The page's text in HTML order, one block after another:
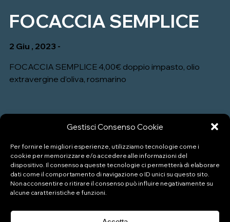
Gestisci Consenso Cookie
Per fornire le migliori esperienze, utilizziamo tecnologie come i
cookie per memorizzare e/o accedere alle informazioni del
dispositivo. Il consenso a queste tecnologie ci permetterà di elaborare
dati come il comportamento di navigazione o ID unici su questo sito.
Non acconsentire o ritirare il consenso può influire negativamente su
alcune caratteristiche e funzioni.
FOCACCIA SEMPLICE
2 Giu , 2023 -
FOCACCIA SEMPLICE 4,00€ doppio impasto, olio
extravergine d’oliva, rosmarino